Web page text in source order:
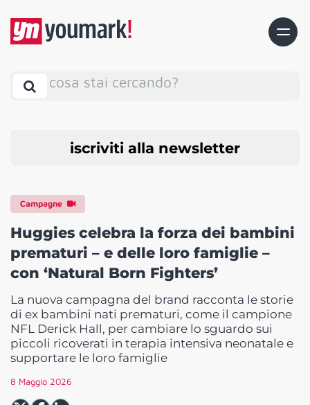
cosa stai cercando?
iscriviti alla newsletter
Campagne
Huggies celebra la forza dei bambini
prematuri – e delle loro famiglie –
con ‘Natural Born Fighters’
La nuova campagna del brand racconta le storie
di ex bambini nati prematuri, come il campione
NFL Derick Hall, per cambiare lo sguardo sui
piccoli ricoverati in terapia intensiva neonatale e
supportare le loro famiglie
8 Maggio 2026